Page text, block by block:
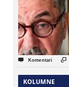
 Komentari 
KOLUMNE